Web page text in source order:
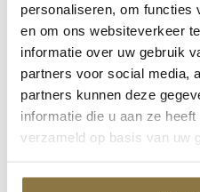
personaliseren, om functies
en om ons websiteverkeer
informatie over uw gebruik
partners voor social media,
partners kunnen deze
informatie die u aan ze
verzameld op basis van uw